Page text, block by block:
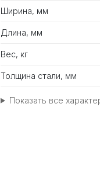
Ширина, мм
Длина, мм
Вес, кг
Толщина стали, мм
Показать все